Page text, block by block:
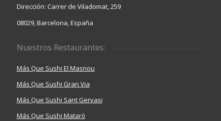
Dirección: Carrer de Viladomat, 259
08029, Barcelona, España
Nuestros Restaurantes:
Más Que Sushi El Masnou
Más Que Sushi Gran Via
Más Que Sushi Sant Gervasi
Más Que Sushi Mataró